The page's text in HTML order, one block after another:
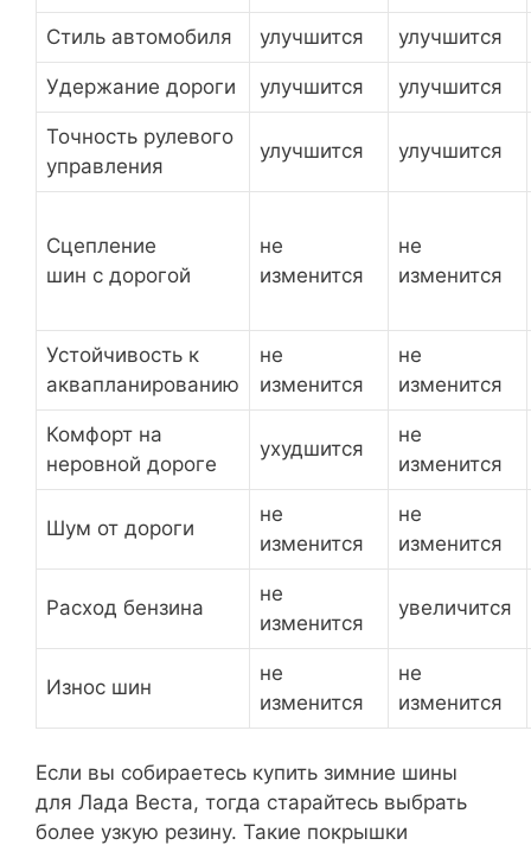
Стиль автомобиля улучшится улучшится
Удержание дороги улучшится улучшится
Точность рулевого
управления
улучшится улучшится
Сцепление
шин с дорогой
не
изменится
не
изменится
Устойчивость к
аквапланированию
не
изменится
не
изменится
Комфорт на
неровной дороге
ухудшится
не
изменится
Шум от дороги
не
изменится
не
изменится
Расход бензина
не
изменится
увеличится
Износ шин
не
изменится
не
изменится
Если вы собираетесь купить зимние шины
для Лада Веста, тогда старайтесь выбрать
более узкую резину. Такие покрышки